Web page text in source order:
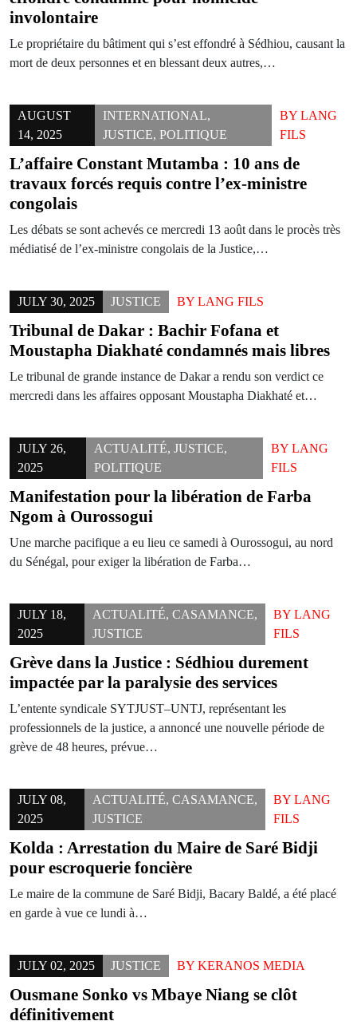
involontaire
Le propriétaire du bâtiment qui s’est effondré à Sédhiou, causant la
mort de deux personnes et en blessant deux autres,…
AUGUST
14, 2025
INTERNATIONAL,
JUSTICE,POLITIQUE
BYLANG
FILS
L’affaire Constant Mutamba : 10 ans de
travaux forcés requis contre l’ex-ministre
congolais
Les débats se sont achevés ce mercredi 13 août dans le procès très
médiatisé de l’ex-ministre congolais de la Justice,…
JULY 30, 2025 JUSTICE BY LANG FILS
Tribunal de Dakar : Bachir Fofana et
Moustapha Diakhaté condamnés mais libres
Le tribunal de grande instance de Dakar a rendu son verdict ce
mercredi dans les affaires opposant Moustapha Diakhaté et…
JULY 26,
2025
ACTUALITÉ,JUSTICE,
POLITIQUE
BYLANG
FILS
Manifestation pour la libération de Farba
Ngom à Ourossogui
Une marche pacifique a eu lieu ce samedi à Ourossogui, au nord
du Sénégal, pour exiger la libération de Farba…
JULY 18,
2025
ACTUALITÉ, CASAMANCE,
JUSTICE
BYLANG
FILS
Grève dans la Justice : Sédhiou durement
impactée par la paralysie des services
L’entente syndicale SYTJUST–UNTJ, représentant les
professionnels de la justice, a annoncé une nouvelle période de
grève de 48 heures, prévue…
JULY 08,
2025
ACTUALITÉ, CASAMANCE,
JUSTICE
BYLANG
FILS
Kolda : Arrestation du Maire de Saré Bidji
pour escroquerie foncière
Le maire de la commune de Saré Bidji, Bacary Baldé, a été placé
en garde à vue ce lundi à…
JULY 02, 2025 JUSTICE BY KERANOS MEDIA
Ousmane Sonko vs Mbaye Niang se clôt
définitivement